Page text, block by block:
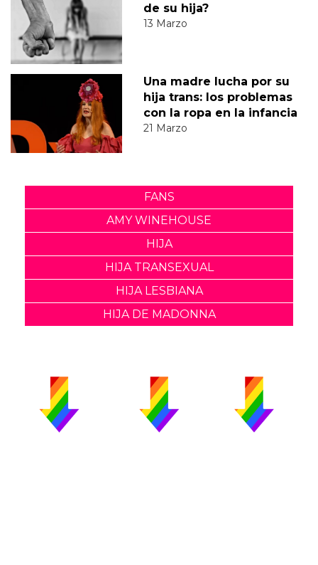
de su hija?
13 Marzo
Una madre lucha por su
hija trans: los problemas
con la ropa en la infancia
21 Marzo
FANS
AMY WINEHOUSE
HIJA
HIJA TRANSEXUAL
HIJA LESBIANA
HIJA DE MADONNA